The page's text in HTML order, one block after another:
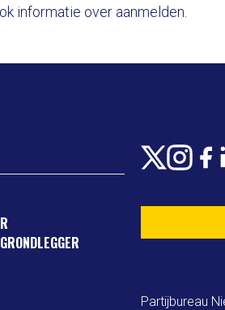
informatie over aanmelden.
X
Partijbureau